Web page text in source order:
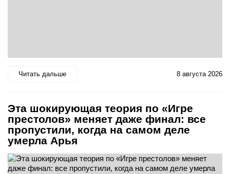
Читать дальше 8 августа 2026
Эта шокирующая теория по «Игре
престолов» меняет даже финал: все
пропустили, когда на самом деле
умерла Арья